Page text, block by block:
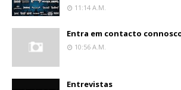
11:14 A.m.
Entra em contacto
10:56 A.m.
Entrevistas